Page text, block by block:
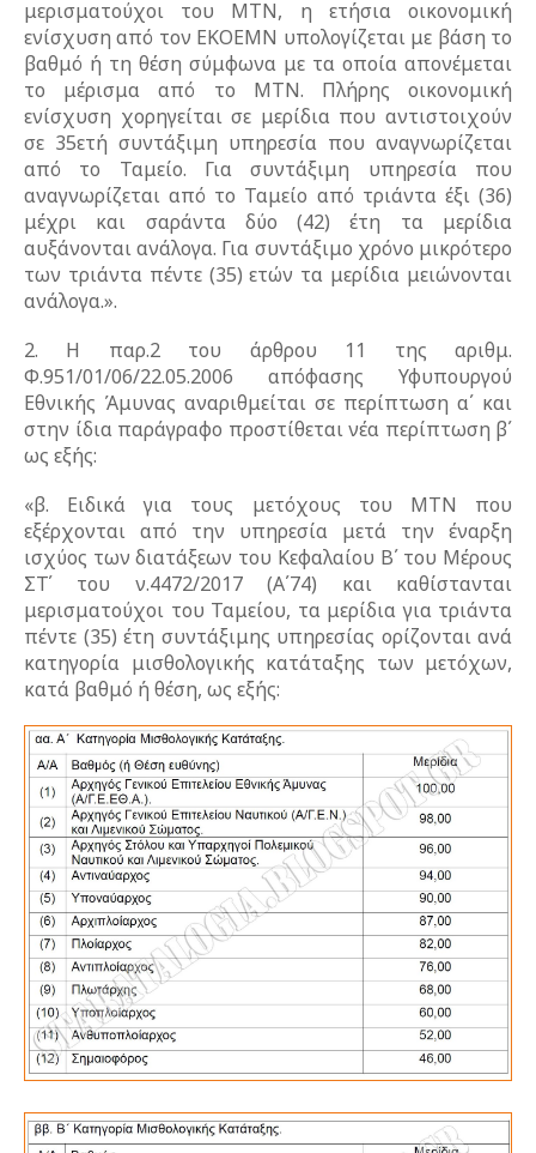
μερισματούχοι του MTN, η ετήσια οικονομική
ενίσχυση από τον ΕΚΟΕΜΝ υπολογίζεται με βάση το
βαθμό ή τη θέση σύμφωνα με τα οποία απονέμεται
το μέρισμα από το ΜΤΝ. Πλήρης οικονομική
ενίσχυση χορηγείται σε μερίδια που αντιστοιχούν
σε 35ετή συντάξιμη υπηρεσία που αναγνωρίζεται
από το Ταμείο. Για συντάξιμη υπηρεσία που
αναγνωρίζεται από το Ταμείο από τριάντα έξι (36)
μέχρι και σαράντα δύο (42) έτη τα μερίδια
αυξάνονται ανάλογα. Για συντάξιμο χρόνο μικρότερο
των τριάντα πέντε (35) ετών τα μερίδια μειώνονται
ανάλογα.».
2. Η παρ.2 του άρθρου 11 της αριθμ.
Φ.951/01/06/22.05.2006 απόφασης Υφυπουργού
Εθνικής Άμυνας αναριθμείται σε περίπτωση α΄ και
στην ίδια παράγραφο προστίθεται νέα περίπτωση β΄
ως εξής:
«β. Ειδικά για τους μετόχους του ΜΤΝ που
εξέρχονται από την υπηρεσία μετά την έναρξη
ισχύος των διατάξεων του Κεφαλαίου Β΄ του Μέρους
ΣΤ΄ του ν.4472/2017 (Α΄74) και καθίστανται
μερισματούχοι του Ταμείου, τα μερίδια για τριάντα
πέντε (35) έτη συντάξιμης υπηρεσίας ορίζονται ανά
κατηγορία μισθολογικής κατάταξης των μετόχων,
κατά βαθμό ή θέση, ως εξής: